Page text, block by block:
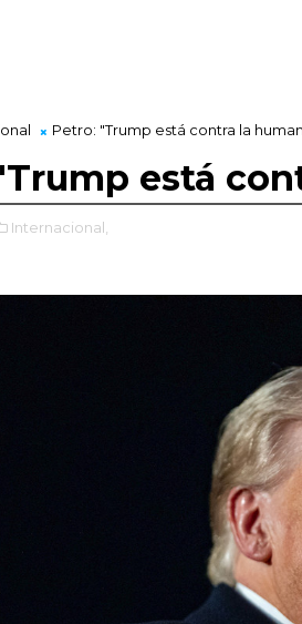
Petro: "Trump está contra la
está
Internacional,